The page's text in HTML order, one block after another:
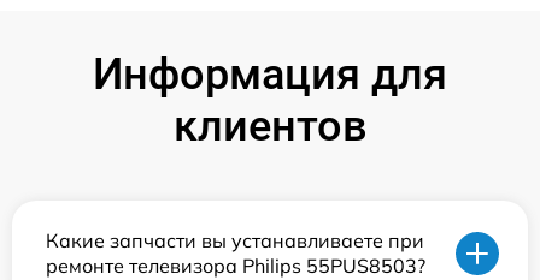
Информация для
клиентов
Какие запчасти вы устанавливаете при
ремонте телевизора Philips 55PUS8503?